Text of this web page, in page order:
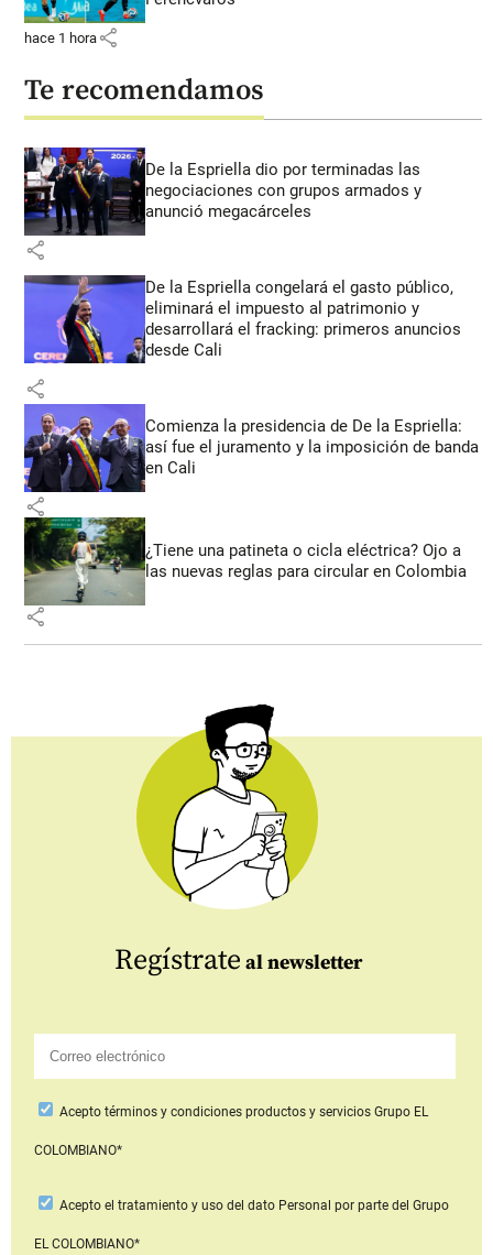
hace 1 hora share
Te recomendamos
De la Espriella dio por terminadas las
negociaciones con grupos armados y
anunció megacárceles
share
De la Espriella congelará el gasto público,
eliminará el impuesto al patrimonio y
desarrollará el fracking: primeros anuncios
desde Cali
share
Comienza la presidencia de De la Espriella:
así fue el juramento y la imposición de banda
en Cali
share
¿Tiene una patineta o cicla eléctrica? Ojo a
las nuevas reglas para circular en Colombia
share
Regístrate al newsletter
Aceptotérminos y condiciones productos y serviciosGrupo EL
COLOMBIANO*
Acepto el tratamiento y uso del dato Personal por parte del Grupo
EL COLOMBIANO*